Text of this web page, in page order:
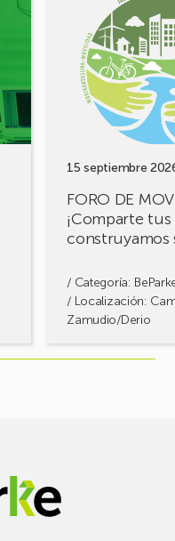
15 septiembre
FORO DE
¡Comparte
construyamos
/ Categoría:
/ Localización:
Zamudio/Derio
MOVILIDAD
¡Comparte
soluciones!